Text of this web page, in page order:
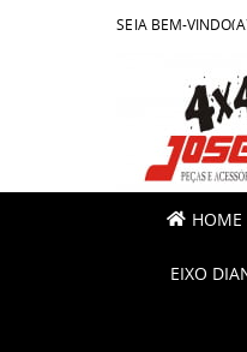
SEJA BEM-
HOME
EIXO